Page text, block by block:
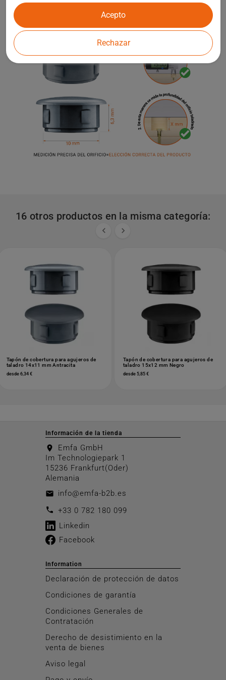
16 otros productos en la misma categoría:
 
Tapón de cobertura para agujeros de
taladro 14x11 mm Antracita
desde 6,34 €
Tapón de cobertura para agujeros de
taladro 15x12 mm Negro
desde 5,85 €
Rechazar
Acepto
Información de la tienda
location_on
Emfa GmbH
Im Technologiepark 1
15236 Frankfurt(Oder)
Alemania
email info@emfa-b2b.es
call +33 0 782 180 099
Linkedin
Facebook
Information
Declaración de protección de datos
Condiciones de garantía
Condiciones Generales de
Contratación
Derecho de desistimiento en la
venta de bienes
Aviso legal